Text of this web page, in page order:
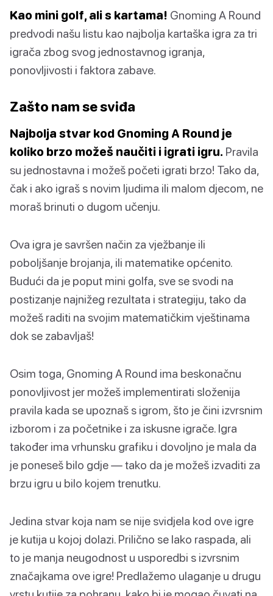
Kao mini golf, ali s kartama! Gnoming A Round
predvodi našu listu kao najbolja kartaška igra za tri
igrača zbog svog jednostavnog igranja,
ponovljivosti i faktora zabave.
Zašto nam se sviđa
Najbolja stvar kod Gnoming A Round je
koliko brzo možeš naučiti i igrati igru. Pravila
su jednostavna i možeš početi igrati brzo! Tako da,
čak i ako igraš s novim ljudima ili malom djecom, ne
moraš brinuti o dugom učenju.
Ova igra je savršen način za vježbanje ili
poboljšanje brojanja, ili matematike općenito.
Budući da je poput mini golfa, sve se svodi na
postizanje najnižeg rezultata i strategiju, tako da
možeš raditi na svojim matematičkim vještinama
dok se zabavljaš!
Osim toga, Gnoming A Round ima beskonačnu
ponovljivost jer možeš implementirati složenija
pravila kada se upoznaš s igrom, što je čini izvrsnim
izborom i za početnike i za iskusne igrače. Igra
također ima vrhunsku grafiku i dovoljno je mala da
je poneseš bilo gdje — tako da je možeš izvaditi za
brzu igru u bilo kojem trenutku.
Jedina stvar koja nam se nije svidjela kod ove igre
je kutija u kojoj dolazi. Prilično se lako raspada, ali
to je manja neugodnost u usporedbi s izvrsnim
značajkama ove igre! Predlažemo ulaganje u drugu